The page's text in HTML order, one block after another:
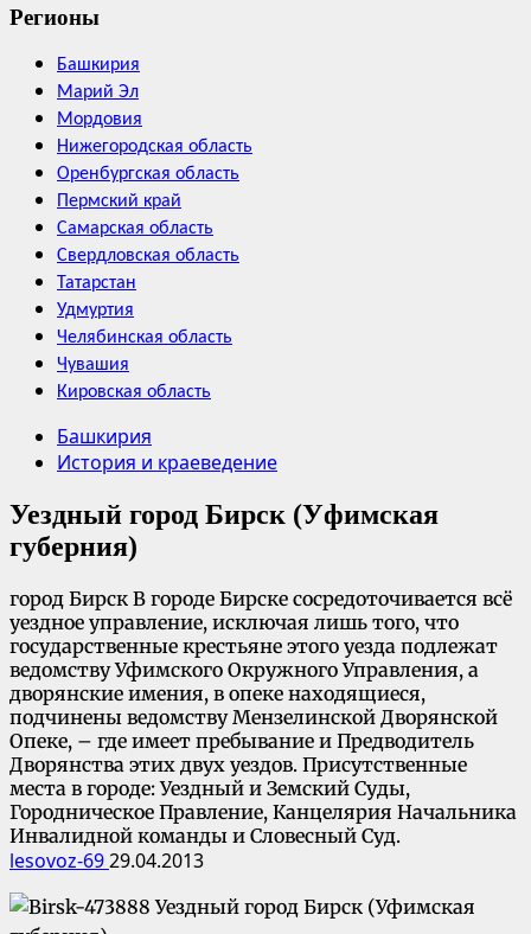
Регионы
Башкирия
Марий Эл
Мордовия
Нижегородская область
Оренбургская область
Пермский край
Самарская область
Свердловская область
Татарстан
Удмуртия
Челябинская область
Чувашия
Кировская область
Башкирия
История и краеведение
Уездный город Бирск (Уфимская
губерния)
город Бирск В городе Бирске сосредоточивается всё
уездное управление, исключая лишь того, что
государственные крестьяне этого уезда подлежат
ведомству Уфимского Окружного Управления, а
дворянские имения, в опеке находящиеся,
подчинены ведомству Мензелинской Дворянской
Опеке, – где имеет пребывание и Предводитель
Дворянства этих двух уездов. Присутственные
места в городе: Уездный и Земский Суды,
Городническое Правление, Канцелярия Начальника
Инвалидной команды и Словесный Суд.
lesovoz-6929.04.2013